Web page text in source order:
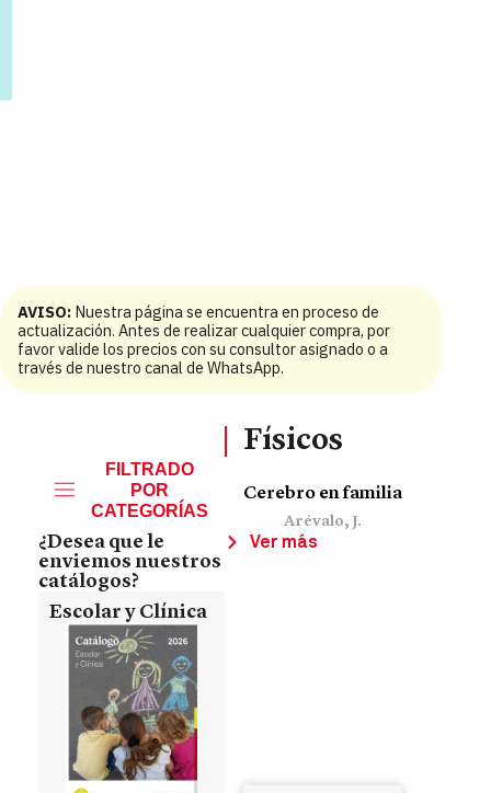
AVISO: Nuestra página se encuentra en proceso de
actualización. Antes de realizar cualquier compra, por
favor valide los precios con su consultor asignado o a
través de nuestro canal de WhatsApp.
FILTRADO
POR
CATEGORÍAS
¿Desea que le
enviemos nuestros
catálogos?
Escolar y Clínica
Físicos
Cerebro en familia
Arévalo, J.
Ver más